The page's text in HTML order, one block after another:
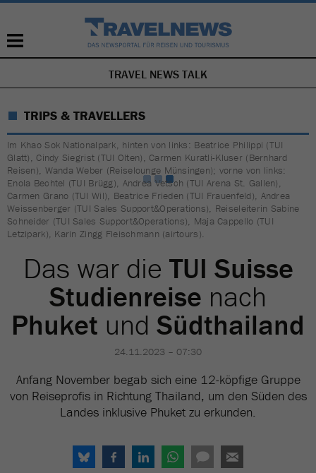
NAVIGATION
ÜBERSPRINGEN
TRAVEL NEWS TALK
TRIPS & TRAVELLERS
Im Khao Sok Nationalpark, hinten von links: Beatrice Philippi (TUI
Glatt), Cindy Siegrist (TUI Olten), Carmen Kuratli-Kluser (Bernhard
Reisen), Wanda Weber (Reiselounge Münsingen); vorne von links:
Enola Bechtel (TUI Brügg), Andrea Vetsch (TUI Arena St. Gallen),
Carmen Grano (TUI Wil), Beatrice Frieden (TUI Frauenfeld), Andrea
Weissenberger (TUI Sales Support&Operations), Reiseleiterin Sabine
Schneider (TUI Sales Support&Operations), Maja Cappello (TUI
Letzipark), Karin Zingg Fleischmann (airtours).
Das war die TUI Suisse
Studienreise nach
Phuket und Südthailand
24.11.2023 – 07:30
Anfang November begab sich eine 12-köpfige Gruppe
von Reiseprofis in Richtung Thailand, um den Süden des
Landes inklusive Phuket zu erkunden.